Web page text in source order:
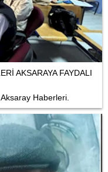
AKSARAYA FAYDALI
Haberleri.